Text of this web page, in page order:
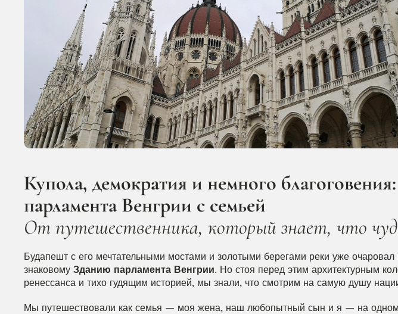
Купола, демократия и немного
парламента Венгрии с семьей
От путешественника, который знает, что
Будапешт с его мечтательными мостами и золотыми берегами реки уже
знаковому Зданию парламента Венгрии. Но стоя перед этим архитектурным
ренессанса и тихо гудящим историей, мы знали, что смотрим на самую душу
Мы путешествовали как семья — моя жена, наш любопытный сын и я — на одном